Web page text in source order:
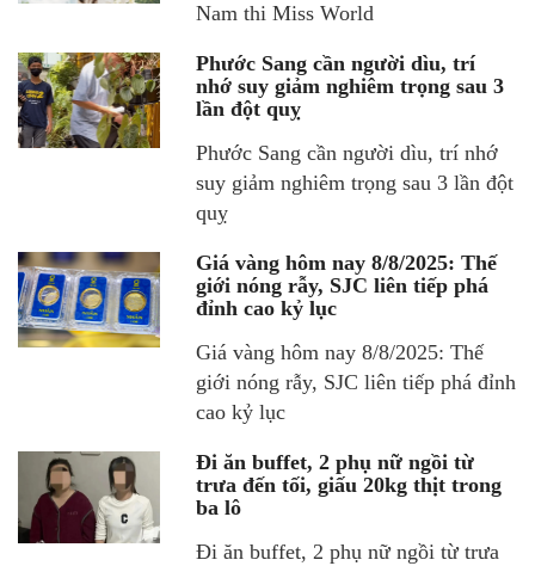
Nam thi Miss World
Phước Sang cần người dìu, trí
nhớ suy giảm nghiêm trọng sau 3
lần đột quỵ
Phước Sang cần người dìu, trí nhớ
suy giảm nghiêm trọng sau 3 lần đột
quỵ
Giá vàng hôm nay 8/8/2025: Thế
giới nóng rẫy, SJC liên tiếp phá
đỉnh cao kỷ lục
Giá vàng hôm nay 8/8/2025: Thế
giới nóng rẫy, SJC liên tiếp phá đỉnh
cao kỷ lục
Đi ăn buffet, 2 phụ nữ ngồi từ
trưa đến tối, giấu 20kg thịt trong
ba lô
Đi ăn buffet, 2 phụ nữ ngồi từ trưa